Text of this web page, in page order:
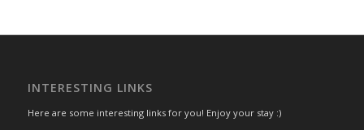
INTERESTING LINKS
Here are some interesting links for you! Enjoy your stay :)